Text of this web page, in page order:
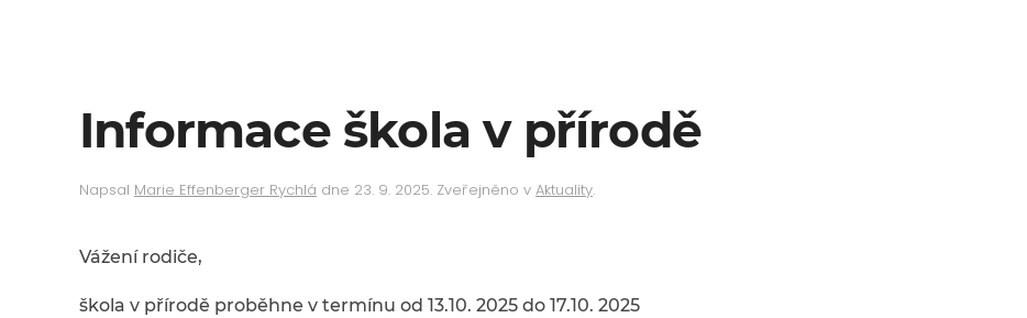
Informace škola v přírodě
Napsal Marie Effenberger Rychlá dne 23. 9. 2025. Zveřejněno v Aktuality.
Vážení rodiče,
škola v přírodě proběhne v termínu od 13.10. 2025 do 17.10. 2025